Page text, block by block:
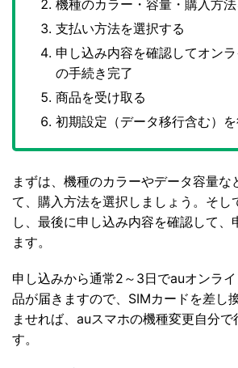
機種のカラー・容量・購入方
支払い方法を選択する
申し込み内容を確認してオン
の手続き完了
商品を受け取る
初期設定（データ移行含む）を
まずは、機種のカラーやデータ容量な
て、購入方法を選択しましょう。そし
し、最後に申し込み内容を確認して、
ます。
申し込みから通常2～3日でauオンラ
品が届きますので、SIMカードを差し
ませれば、auスマホの機種変更自分
す。